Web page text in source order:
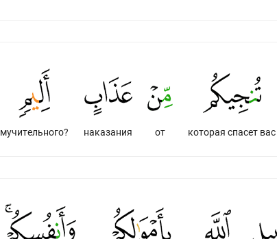
которая спасет вас
от
наказания
мучительного?